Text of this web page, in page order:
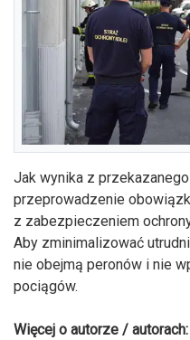
Jak wynika z
przeprowadzenie
z zabezpieczeniem
Aby zminimalizować
nie obejmą peronów i nie
pociągów.
Więcej o autorze / autorach: